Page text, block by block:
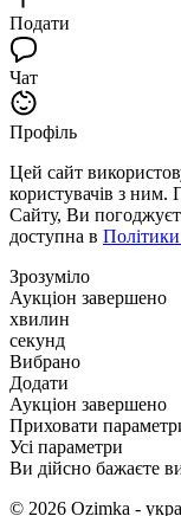
Подати
Чат
Профіль
Цей сайт
користувачів з
Сайту, Ви
доступна в
Зрозуміло
Аукціон завершено
хвилин
секунд
Вибрано
Додати
Аукціон завершено
Приховати
Усі параметри
Ви дійсно бажаєте
© 2026 Ozimka -